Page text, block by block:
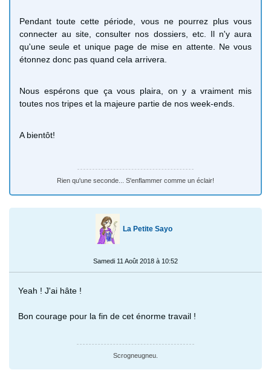
Pendant toute cette période, vous ne pourrez plus vous
connecter au site, consulter nos dossiers, etc. Il n'y aura
qu'une seule et unique page de mise en attente. Ne vous
étonnez donc pas quand cela arrivera.
Nous espérons que ça vous plaira, on y a vraiment mis
toutes nos tripes et la majeure partie de nos week-ends.
A bientôt!
Rien qu'une seconde... S'enflammer comme un éclair!
La Petite Sayo
Samedi 11 Août 2018 à 10:52
Yeah ! J'ai hâte !
Bon courage pour la fin de cet énorme travail !
Scrogneugneu.